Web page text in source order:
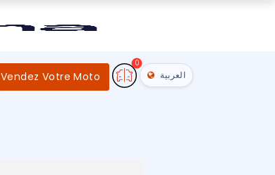
Vendez Votre Moto
0
العربية